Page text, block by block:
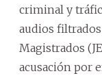
criminal y
audios
Magistrados
acusación por